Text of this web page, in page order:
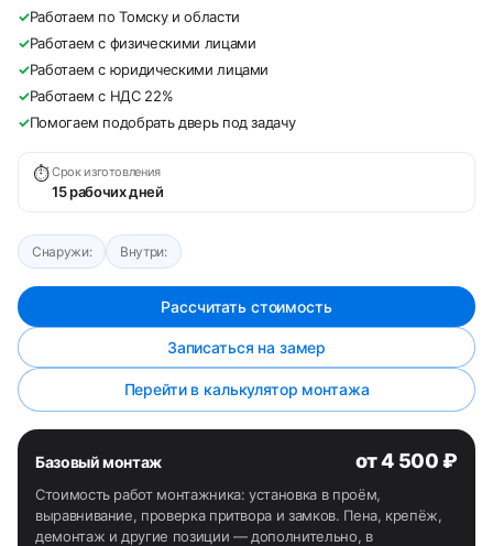
✓Работаем по Томску и области
✓Работаем с физическими лицами
✓Работаем с юридическими лицами
✓Работаем с НДС 22%
✓Помогаем подобрать дверь под задачу
⏱ Срок изготовления
15 рабочих дней
Снаружи: Внутри:
Рассчитать стоимость
Записаться на замер
Перейти в калькулятор монтажа
Базовый монтаж от 4 500 ₽
Стоимость работ монтажника: установка в проём,
выравнивание, проверка притвора и замков. Пена, крепёж,
демонтаж и другие позиции — дополнительно, в